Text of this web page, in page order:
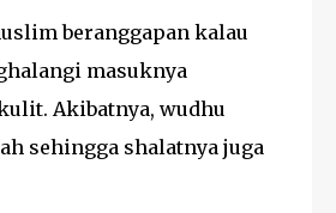
beranggapan kalau
masuknya
Akibatnya, wudhu
sehingga shalatnya juga